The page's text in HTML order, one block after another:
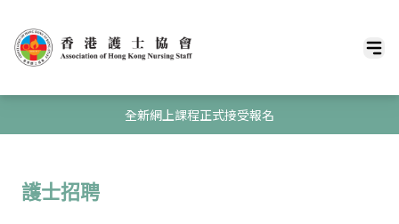
全新網上課程正式接受報名
護士招聘